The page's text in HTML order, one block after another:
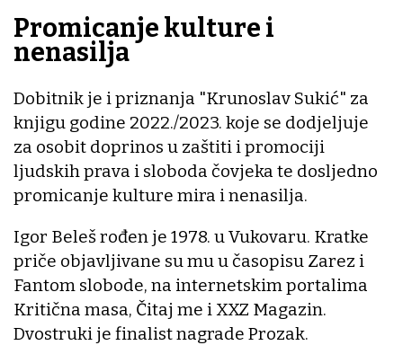
Promicanje kulture i
nenasilja
Dobitnik je i priznanja "Krunoslav Sukić" za
knjigu godine 2022./2023. koje se dodjeljuje
za osobit doprinos u zaštiti i promociji
ljudskih prava i sloboda čovjeka te dosljedno
promicanje kulture mira i nenasilja.
Igor Beleš rođen je 1978. u Vukovaru. Kratke
priče objavljivane su mu u časopisu Zarez i
Fantom slobode, na internetskim portalima
Kritična masa, Čitaj me i XXZ Magazin.
Dvostruki je finalist nagrade Prozak.